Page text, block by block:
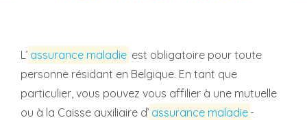
L’ assurance maladie est obligatoire pour toute
personne résidant en Belgique. En tant que
particulier, vous pouvez vous affilier à une mutuelle
ou à la Caisse auxiliaire d’ assurance maladie -